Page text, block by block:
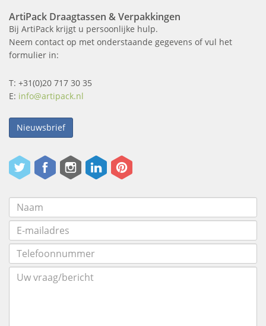
ArtiPack Draagtassen & Verpakkingen
Bij ArtiPack krijgt u persoonlijke hulp.
Neem contact op met onderstaande gegevens of vul het
formulier in:
T: +31(0)20 717 30 35
E: info@artipack.nl
Nieuwsbrief